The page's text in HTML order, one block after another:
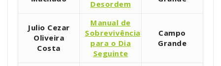
Desordem
Julio Cezar
Oliveira
Costa
Manual de
Sobrevivência
para o Dia
Seguinte
Campo
Grande